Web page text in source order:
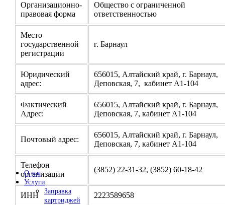
О нас
Услуги
Заправка
картриджей
Организационно-
правовая форма
Общество с ограниченной
ответственностью
Место
государственной
регистрации
г. Барнаул
Юридический
адрес:
656015, Алтайский край, г. Барнаул,
Деповская, 7, кабинет А1-104
Фактический
Адрес:
656015, Алтайский край, г. Барнаул,
Деповская, 7, кабинет А1-104
Почтовый адрес:
656015, Алтайский край, г. Барнаул,
Деповская, 7, кабинет А1-104
Телефон
организации
(3852) 22-31-32, (3852) 60-18-42
ИНН 2223589658